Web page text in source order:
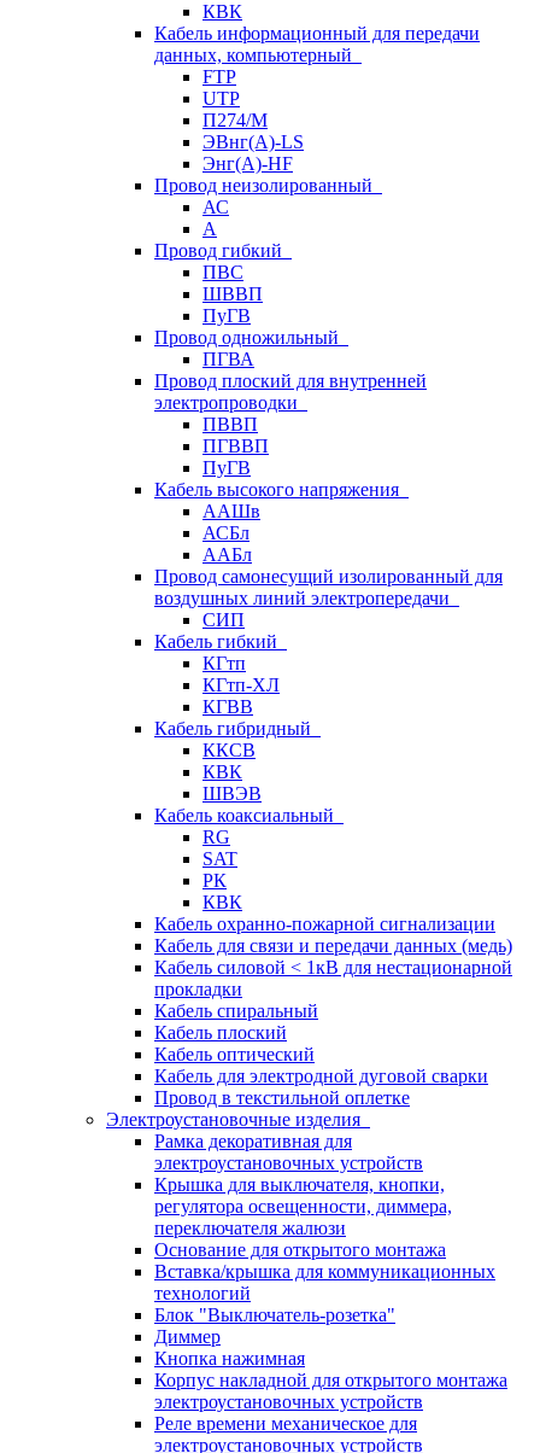
КВК
Кабель информационный для передачи
данных, компьютерный
FTP
UTP
П274/М
ЭВнг(А)-LS
Энг(А)-HF
Провод неизолированный
АС
А
Провод гибкий
ПВС
ШВВП
ПуГВ
Провод одножильный
ПГВА
Провод плоский для внутренней
электропроводки
ПВВП
ПГВВП
ПуГВ
Кабель высокого напряжения
ААШв
АСБл
ААБл
Провод самонесущий изолированный для
воздушных линий электропередачи
СИП
Кабель гибкий
КГтп
КГтп-ХЛ
КГВВ
Кабель гибридный
ККСВ
КВК
ШВЭВ
Кабель коаксиальный
RG
SAT
РК
КВК
Кабель охранно-пожарной сигнализации
Кабель для связи и передачи данных (медь)
Кабель силовой < 1кВ для нестационарной
прокладки
Кабель спиральный
Кабель плоский
Кабель оптический
Кабель для электродной дуговой сварки
Провод в текстильной оплетке
Электроустановочные изделия
Рамка декоративная для
электроустановочных устройств
Крышка для выключателя, кнопки,
регулятора освещенности, диммера,
переключателя жалюзи
Основание для открытого монтажа
Вставка/крышка для коммуникационных
технологий
Блок "Выключатель-розетка"
Диммер
Кнопка нажимная
Корпус накладной для открытого монтажа
электроустановочных устройств
Реле времени механическое для
электроустановочных устройств